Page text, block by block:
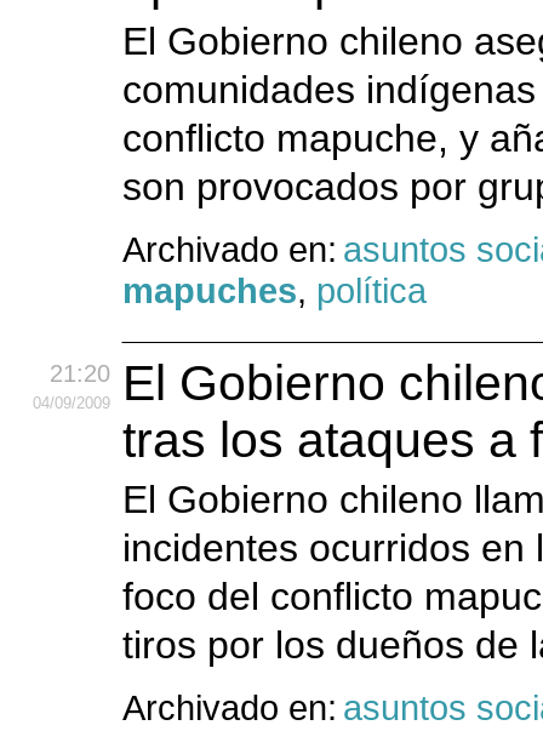
El Gobierno chileno
comunidades
conflicto mapuche, y
son provocados por
Archivado en: asuntos
mapuches, política
21:20
04/09/2009
El Gobierno
tras los ataques a
El Gobierno chileno
incidentes ocurridos
foco del conflicto
tiros por los dueños de
Archivado en: asuntos